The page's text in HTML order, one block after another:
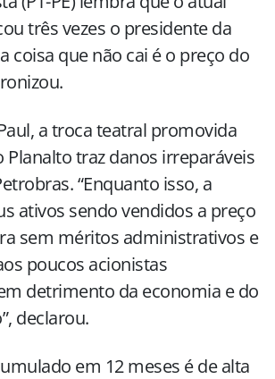
três vezes o presidente da
coisa que não cai é o preço do
a troca teatral promovida
Planalto traz danos irreparáveis
“Enquanto isso, a
ativos sendo vendidos a preço
sem méritos administrativos e
poucos acionistas
detrimento da economia e do
declarou.
em 12 meses é de alta